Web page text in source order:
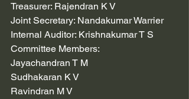
Treasurer: Rajendran K V
Joint Secretary: Nandakumar Warrier
Internal Auditor: Krishnakumar T S
Committee Members:
Jayachandran T M
Sudhakaran K V
Ravindran M V